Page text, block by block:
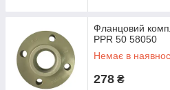
Фланцовий
PPR 50 58050
Немає в
278 ₴